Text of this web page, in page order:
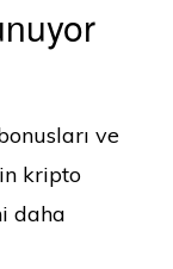
ve
kripto
daha